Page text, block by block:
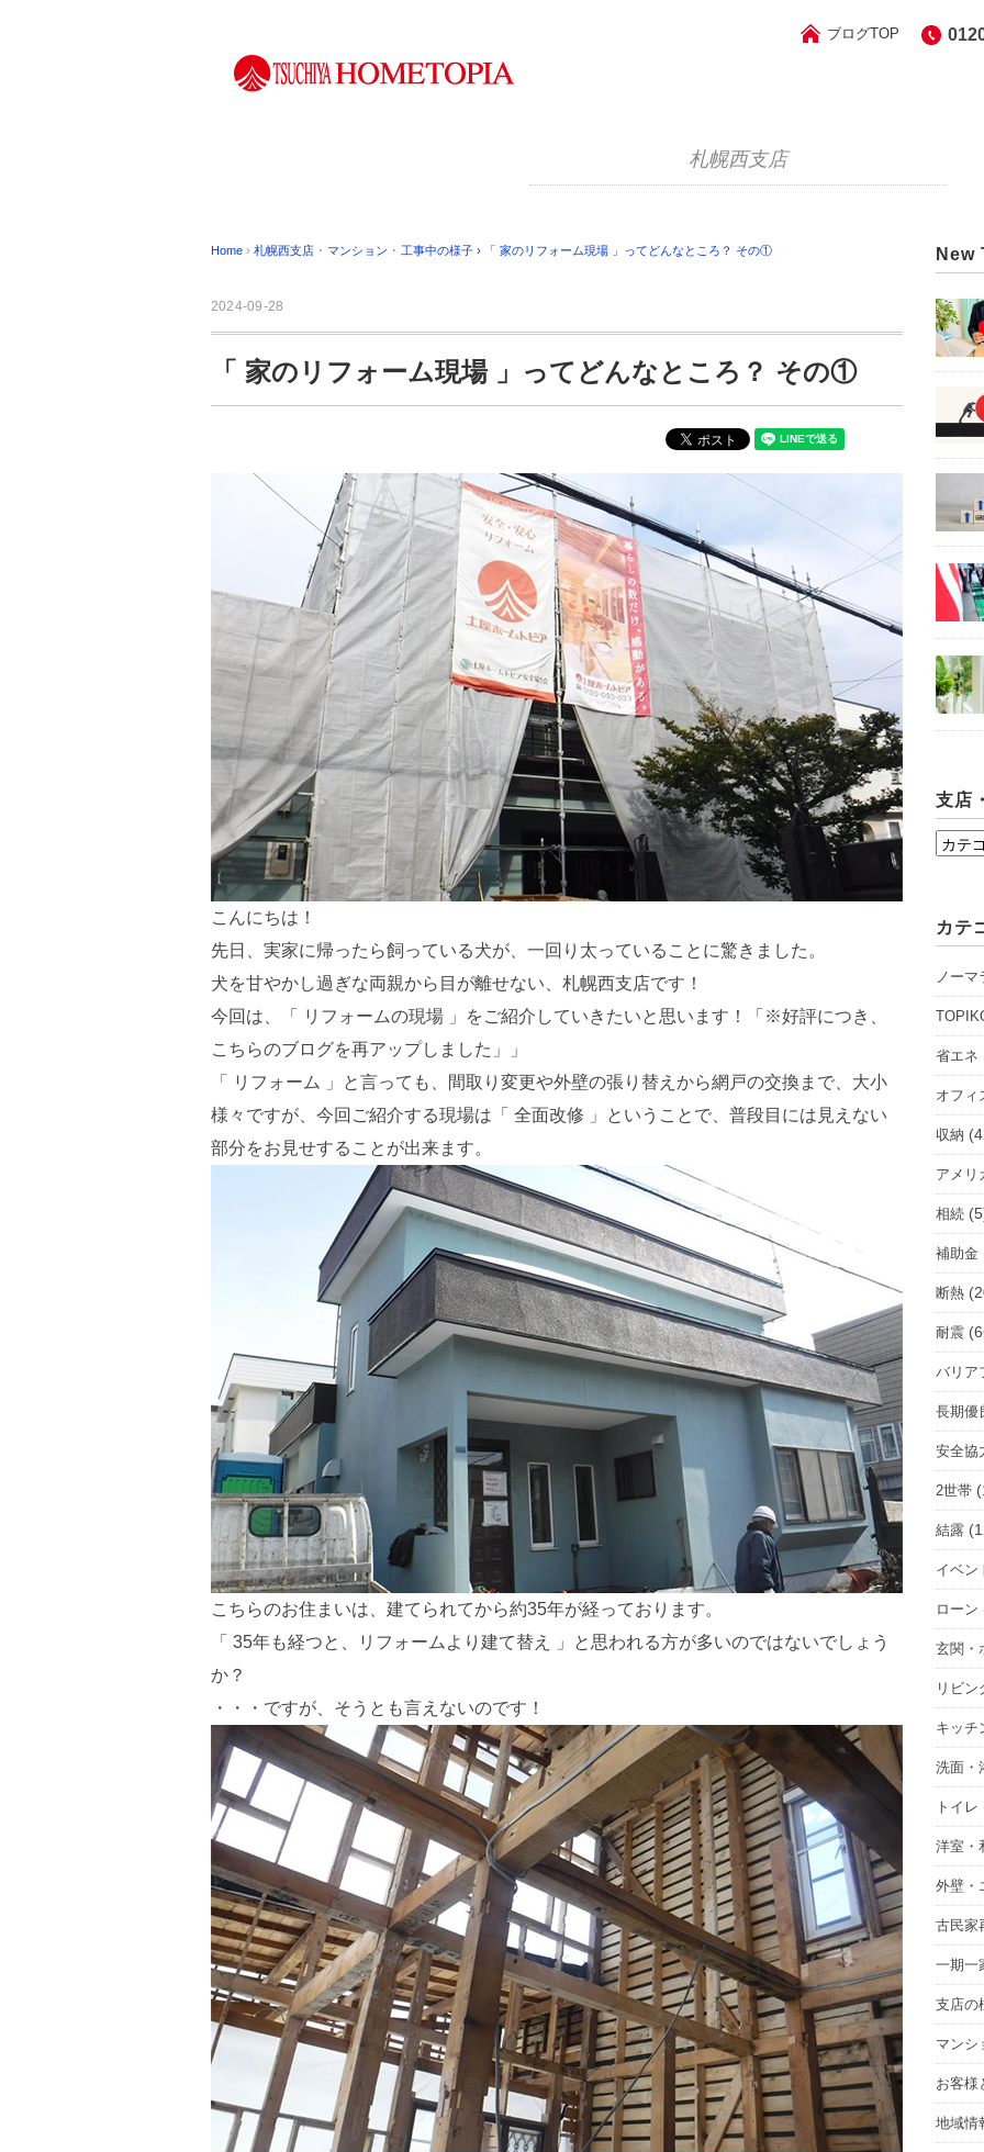
ブログTOP
札幌西支店
Home › 札幌西支店 ･ マンション ･ 工事中の様子 › 「 家のリフォーム現場 」ってどんなところ？ その①
2024-09-28
「 家のリフォーム現場 」ってどんなところ？ その①
こんにちは！
先日、実家に帰ったら飼っている犬が、一回り太っていることに驚きました。
犬を甘やかし過ぎな両親から目が離せない、札幌西支店です！
今回は、「 リフォームの現場 」をご紹介していきたいと思います！「※好評につき、
こちらのブログを再アップしました」」
「 リフォーム 」と言っても、間取り変更や外壁の張り替えから網戸の交換まで、大小
様々ですが、今回ご紹介する現場は「 全面改修 」ということで、普段目には見えない
部分をお見せすることが出来ます。
こちらのお住まいは、建てられてから約35年が経っております。
「 35年も経つと、リフォームより建て替え 」と思われる方が多いのではないでしょう
か？
・・・ですが、そうとも言えないのです！
New
支店
支
ョ
ル
ー
を
選
択
カテ
ノーマ
省エネ
オフィ
収納
アメリ
相続
補助金
断熱
耐震
バリア
長期優
安全協
2世帯
結露
イベン
ローン
玄関・
リビ
キッチ
洗面・
トイレ
洋室・
外壁・
古民家
一期一
支店の
マンシ
お客様
地域情